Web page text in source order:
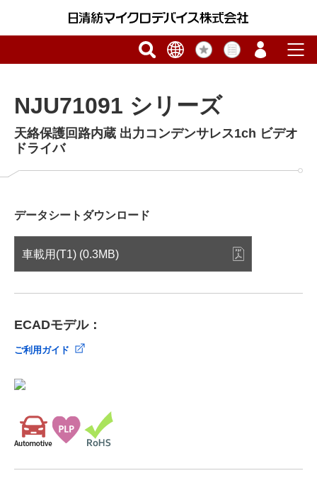
NJU71091 シリーズ
天絡保護回路内蔵 出力コンデンサレス1ch ビデオ
ドライバ
データシートダウンロード
車載用(T1) (0.3MB)
ECADモデル：
ご利用ガイド